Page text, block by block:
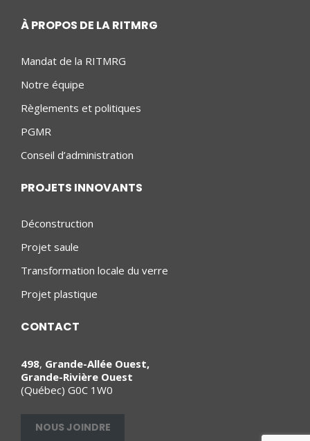
À PROPOS DE LA RITMRG
Mandat de la RITMRG
Notre équipe
Règlements et politiques
PGMR
Conseil d’administration
PROJETS INNOVANTS
Déconstruction
Projet saule
Transformation locale du verre
Projet plastique
CONTACT
498, Grande-Allée Ouest,
Grande-Rivière Ouest
(Québec) G0C 1W0
NOUS JOINDRE